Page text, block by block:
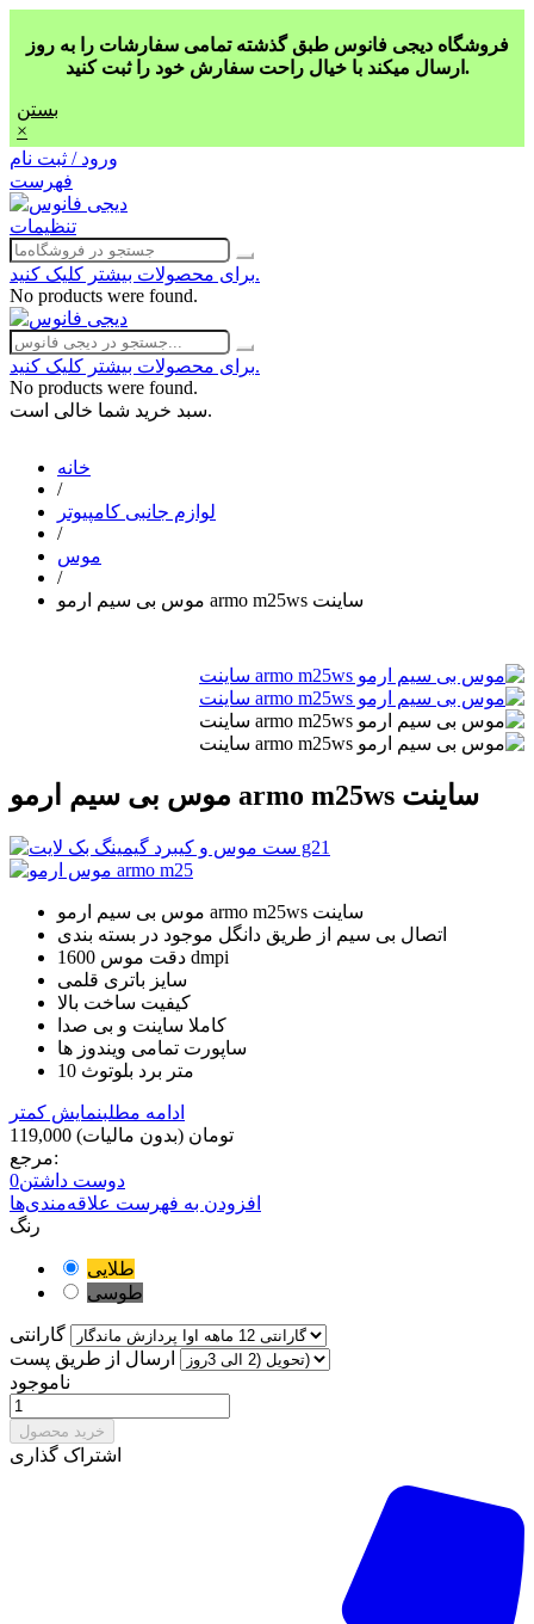
فروشگاه دیجی فانوس طبق گذشته تمامی سفارشات را به روز
ارسال میکند با خیال راحت سفارش خود را ثبت کنید.
بستن
×
ورود / ثبت نام
فهرست
تنظیمات
برای محصولات بیشتر کلیک کنید.
No products were found.
برای محصولات بیشتر کلیک کنید.
No products were found.
سبد خرید شما خالی است.
خانه
/
لوازم جانبی کامپیوتر
/
موس
/
موس بی سیم ارمو armo m25ws ساینت
موس بی سیم ارمو armo m25ws ساینت
موس بی سیم ارمو armo m25ws ساینت
اتصال بی سیم از طریق دانگل موجود در بسته بندی
دقت موس 1600 dmpi
سایز باتری قلمی
کاملا ساینت و بی صدا
ساپورت تمامی ویندوز ها
10 متر برد بلوتوث
ادامه مطلبنمایش کمتر
119,000 تومان (بدون مالیات)
مرجع:
دوست داشتن0
افزودن به فهرست علاقه‌مندی‌ها
رنگ
طلایی
طوسی
گارانتی
ارسال از طریق پست
ناموجود
خرید محصول
اشتراک گذاری